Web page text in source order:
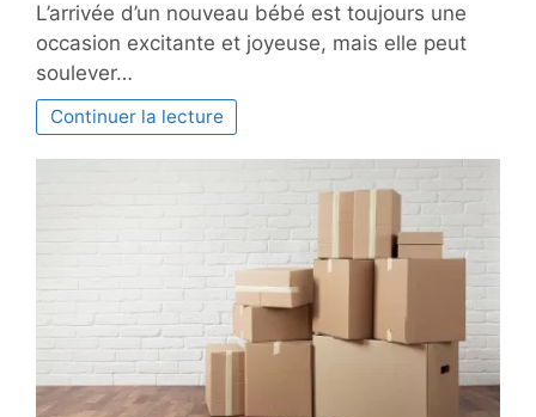
L’arrivée d’un nouveau bébé est toujours une
occasion excitante et joyeuse, mais elle peut
soulever…
Continuer la lecture